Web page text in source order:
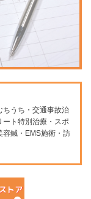
ちうち・交通事故治
ート特別治療・スポ
容鍼・EMS施術・訪